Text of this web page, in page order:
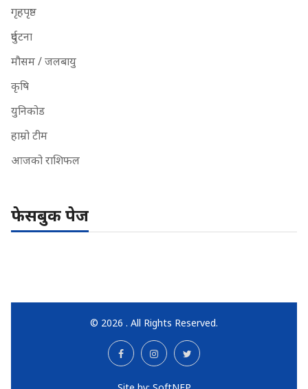
गृहपृष्ठ
दुर्घटना
मौसम / जलबायु
कृषि
युनिकोड
हाम्रो टीम
आजको राशिफल
फेसबुक पेज
© 2026 . All Rights Reserved.